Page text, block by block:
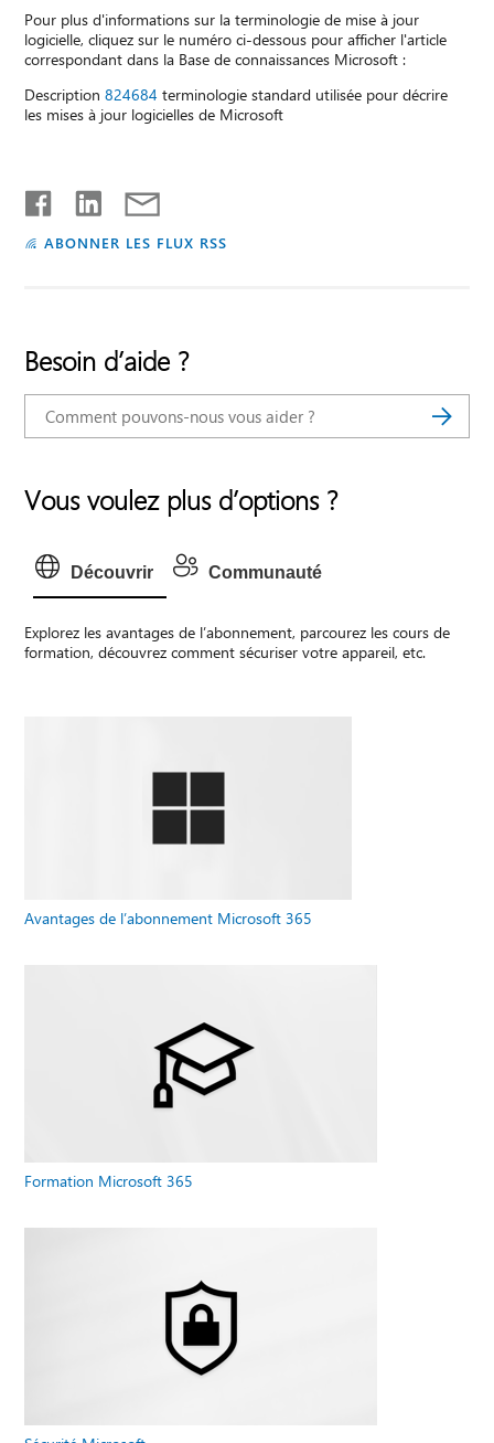
Pour plus d'informations sur la terminologie de mise à jour
logicielle, cliquez sur le numéro ci-dessous pour afficher l'article
correspondant dans la Base de connaissances Microsoft :
Description824684 terminologie standard utilisée pour décrire
les mises à jour logicielles de Microsoft
ABONNER LES FLUX RSS
Besoin d’aide ?
Vous voulez plus d’options ?
Découvrir Communauté
Explorez les avantages de l’abonnement, parcourez les cours de
formation, découvrez comment sécuriser votre appareil, etc.
Avantages de l’abonnement Microsoft 365
Formation Microsoft 365